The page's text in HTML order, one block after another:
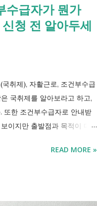
수급자가 뭔가
청 전 알아두세
취제), 자활근로, 조건부수급
국취제를 알아보라고 하고,
또한 조건부수급자로 안내받
이지만 출발점과 목적이 다
지 않길 바라는 마음에 쉽게
READ MORE »